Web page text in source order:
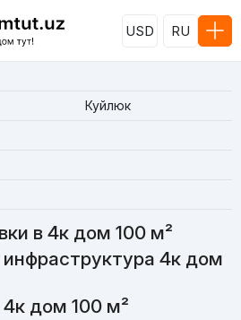
USD RU
Куйлюк
в 4к дом 100 м²
4к дом
дом 100 м²